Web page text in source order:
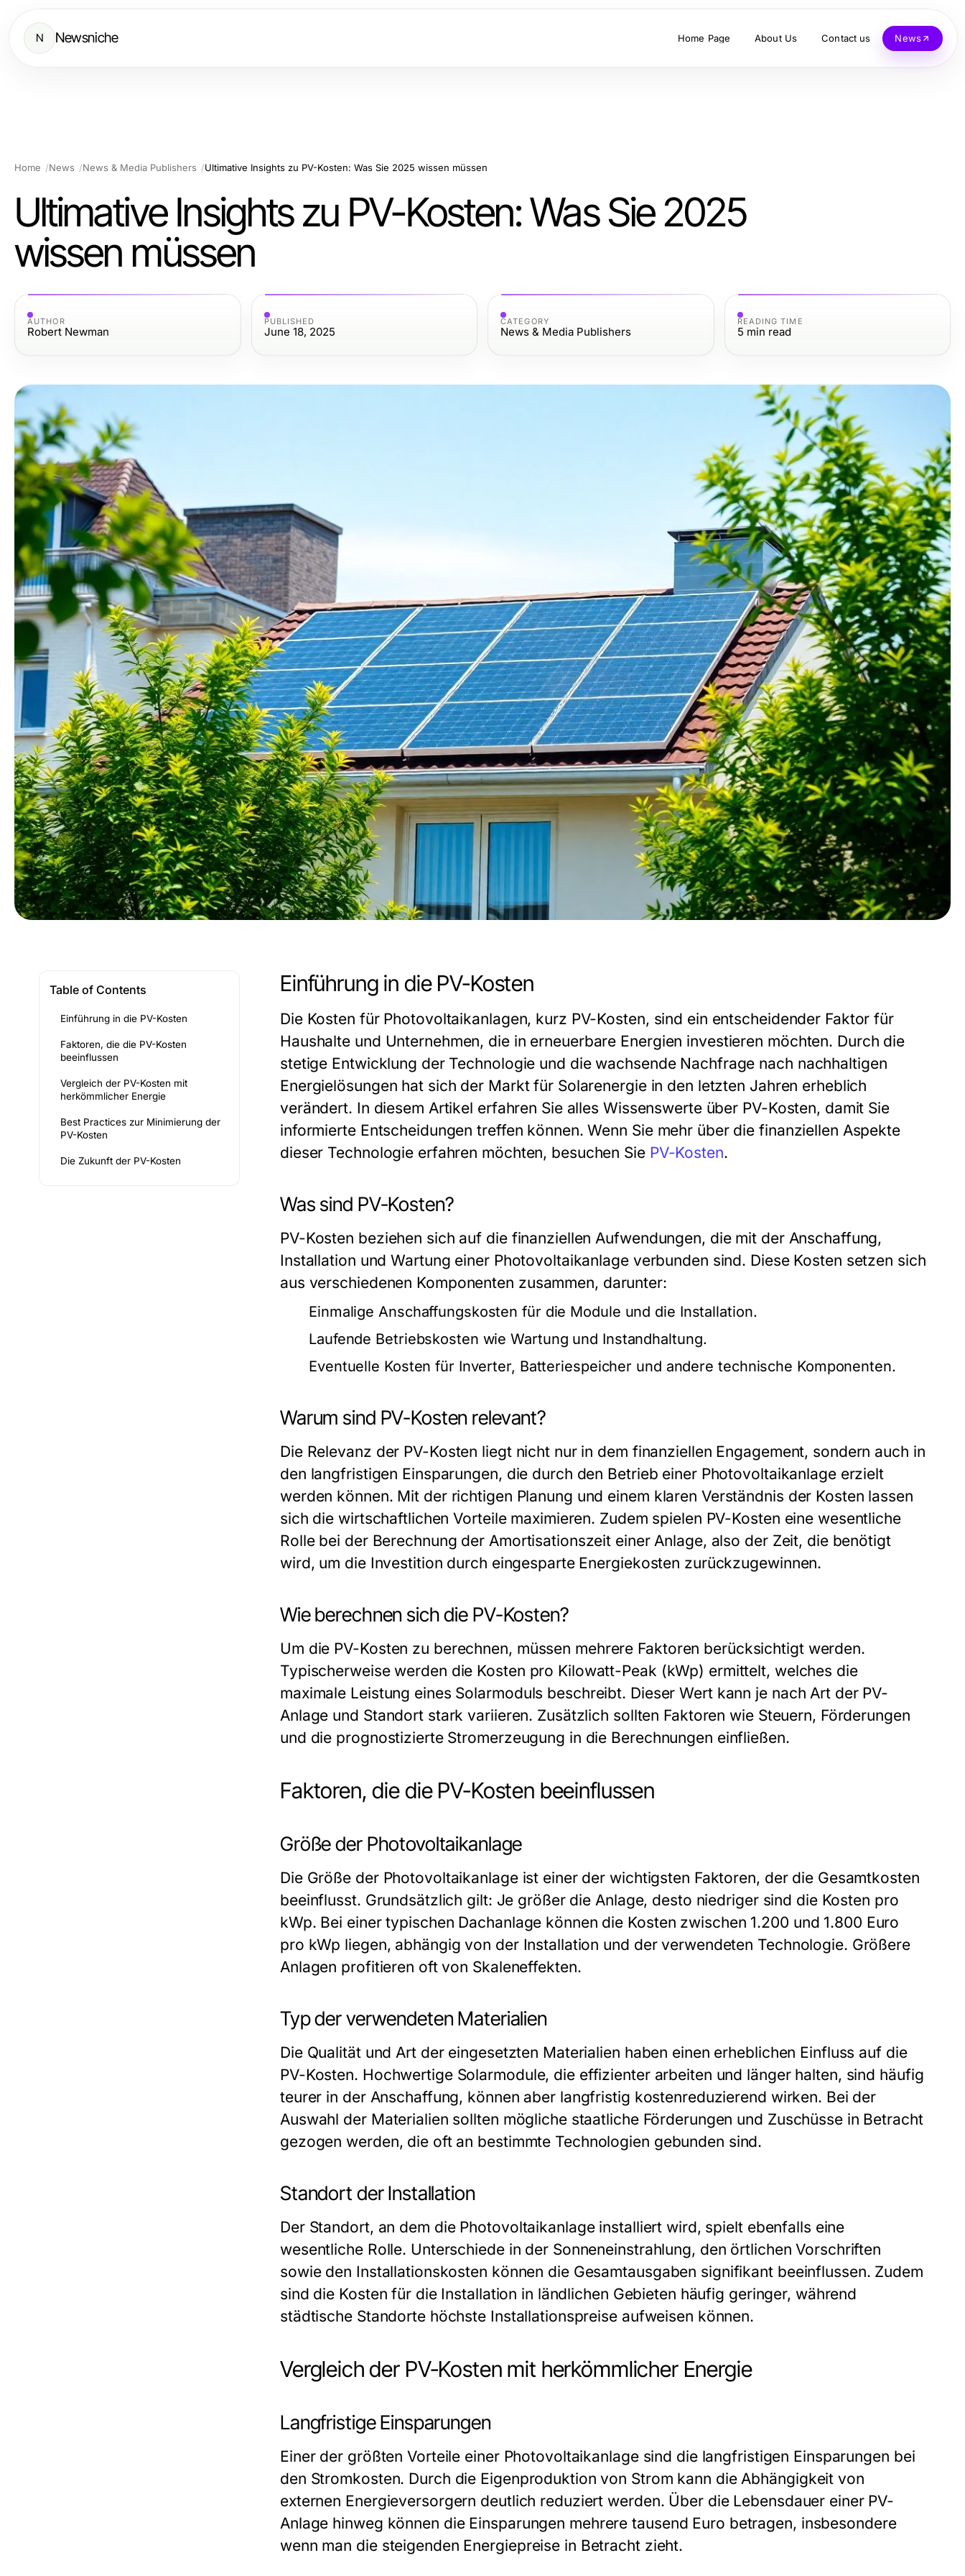
N Newsniche Home Page About Us Contact us News
Home News News & Media Publishers Ultimative Insights zu PV-Kosten: Was Sie 2025 wissen müssen
Ultimative Insights zu PV-Kosten: Was Sie 2025
wissen müssen
AUTHOR
Robert Newman
PUBLISHED
June 18, 2025
CATEGORY
News & Media Publishers
READING TIME
5 min read
Table of Contents
Einführung in die PV-Kosten
Faktoren, die die PV-Kosten
beeinflussen
Vergleich der PV-Kosten mit
herkömmlicher Energie
Best Practices zur Minimierung der
PV-Kosten
Die Zukunft der PV-Kosten
Einführung in die PV-Kosten
Die Kosten für Photovoltaikanlagen, kurz PV-Kosten, sind ein entscheidender Faktor für
Haushalte und Unternehmen, die in erneuerbare Energien investieren möchten. Durch die
stetige Entwicklung der Technologie und die wachsende Nachfrage nach nachhaltigen
Energielösungen hat sich der Markt für Solarenergie in den letzten Jahren erheblich
verändert. In diesem Artikel erfahren Sie alles Wissenswerte über PV-Kosten, damit Sie
informierte Entscheidungen treffen können. Wenn Sie mehr über die finanziellen Aspekte
dieser Technologie erfahren möchten, besuchen Sie PV-Kosten.
Was sind PV-Kosten?
PV-Kosten beziehen sich auf die finanziellen Aufwendungen, die mit der Anschaffung,
Installation und Wartung einer Photovoltaikanlage verbunden sind. Diese Kosten setzen sich
aus verschiedenen Komponenten zusammen, darunter:
Einmalige Anschaffungskosten für die Module und die Installation.
Laufende Betriebskosten wie Wartung und Instandhaltung.
Eventuelle Kosten für Inverter, Batteriespeicher und andere technische Komponenten.
Warum sind PV-Kosten relevant?
Die Relevanz der PV-Kosten liegt nicht nur in dem finanziellen Engagement, sondern auch in
den langfristigen Einsparungen, die durch den Betrieb einer Photovoltaikanlage erzielt
werden können. Mit der richtigen Planung und einem klaren Verständnis der Kosten lassen
sich die wirtschaftlichen Vorteile maximieren. Zudem spielen PV-Kosten eine wesentliche
Rolle bei der Berechnung der Amortisationszeit einer Anlage, also der Zeit, die benötigt
wird, um die Investition durch eingesparte Energiekosten zurückzugewinnen.
Wie berechnen sich die PV-Kosten?
Um die PV-Kosten zu berechnen, müssen mehrere Faktoren berücksichtigt werden.
Typischerweise werden die Kosten pro Kilowatt-Peak (kWp) ermittelt, welches die
maximale Leistung eines Solarmoduls beschreibt. Dieser Wert kann je nach Art der PV-
Anlage und Standort stark variieren. Zusätzlich sollten Faktoren wie Steuern, Förderungen
und die prognostizierte Stromerzeugung in die Berechnungen einfließen.
Faktoren, die die PV-Kosten beeinflussen
Größe der Photovoltaikanlage
Die Größe der Photovoltaikanlage ist einer der wichtigsten Faktoren, der die Gesamtkosten
beeinflusst. Grundsätzlich gilt: Je größer die Anlage, desto niedriger sind die Kosten pro
kWp. Bei einer typischen Dachanlage können die Kosten zwischen 1.200 und 1.800 Euro
pro kWp liegen, abhängig von der Installation und der verwendeten Technologie. Größere
Anlagen profitieren oft von Skaleneffekten.
Typ der verwendeten Materialien
Die Qualität und Art der eingesetzten Materialien haben einen erheblichen Einfluss auf die
PV-Kosten. Hochwertige Solarmodule, die effizienter arbeiten und länger halten, sind häufig
teurer in der Anschaffung, können aber langfristig kostenreduzierend wirken. Bei der
Auswahl der Materialien sollten mögliche staatliche Förderungen und Zuschüsse in Betracht
gezogen werden, die oft an bestimmte Technologien gebunden sind.
Standort der Installation
Der Standort, an dem die Photovoltaikanlage installiert wird, spielt ebenfalls eine
wesentliche Rolle. Unterschiede in der Sonneneinstrahlung, den örtlichen Vorschriften
sowie den Installationskosten können die Gesamtausgaben signifikant beeinflussen. Zudem
sind die Kosten für die Installation in ländlichen Gebieten häufig geringer, während
städtische Standorte höchste Installationspreise aufweisen können.
Vergleich der PV-Kosten mit herkömmlicher Energie
Langfristige Einsparungen
Einer der größten Vorteile einer Photovoltaikanlage sind die langfristigen Einsparungen bei
den Stromkosten. Durch die Eigenproduktion von Strom kann die Abhängigkeit von
externen Energieversorgern deutlich reduziert werden. Über die Lebensdauer einer PV-
Anlage hinweg können die Einsparungen mehrere tausend Euro betragen, insbesondere
wenn man die steigenden Energiepreise in Betracht zieht.